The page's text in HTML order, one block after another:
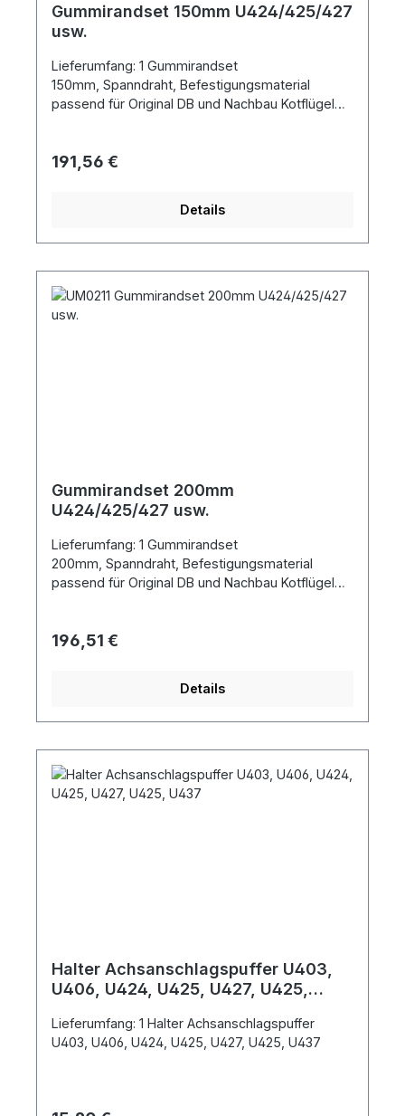
Gummirandset 150mm U424/425/427
usw.
Lieferumfang: 1 Gummirandset
150mm, Spanndraht, Befestigungsmaterial
passend für Original DB und Nachbau Kotflügel
Regulärer Preis:
191,56 €
Details
Gummirandset 200mm
U424/425/427 usw.
Lieferumfang: 1 Gummirandset
200mm, Spanndraht, Befestigungsmaterial
passend für Original DB und Nachbau Kotflügel
Regulärer Preis:
196,51 €
Details
Halter Achsanschlagspuffer U403,
U406, U424, U425, U427, U425,
Lieferumfang: 1 Halter Achsanschlagspuffer
U403, U406, U424, U425, U427, U425, U437